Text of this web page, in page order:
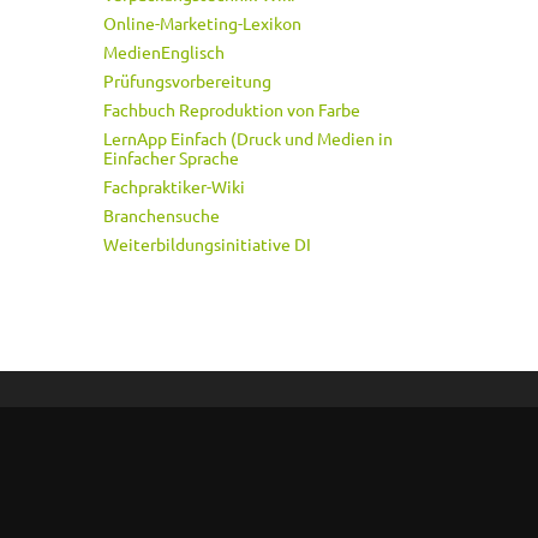
Online-Marketing-Lexikon
MedienEnglisch
Prüfungsvorbereitung
Fachbuch Reproduktion von Farbe
LernApp Einfach (Druck und Medien in
Einfacher Sprache
Fachpraktiker-Wiki
Branchensuche
Weiterbildungsinitiative DI